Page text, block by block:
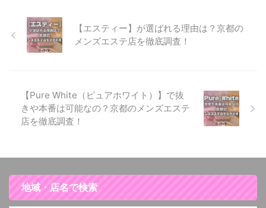
【エスティー】が選ばれる理由は？京都の
メンズエステ店を徹底調査！
【Pure White（ピュアホワイト）】で抜
きや本番は可能なの？京都のメンズエステ
店を徹底調査！
地域・店名で検索